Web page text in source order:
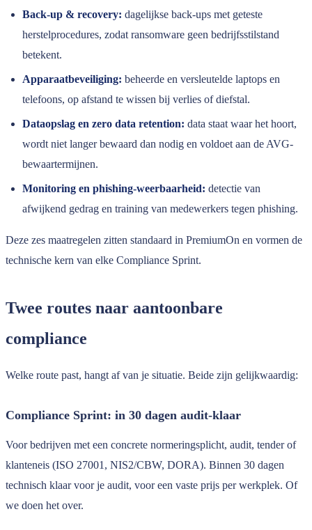
Back-up & recovery: dagelijkse back-ups met geteste
herstelprocedures, zodat ransomware geen bedrijfsstilstand
betekent.
Apparaatbeveiliging: beheerde en versleutelde laptops en
telefoons, op afstand te wissen bij verlies of diefstal.
Dataopslag en zero data retention: data staat waar het hoort,
wordt niet langer bewaard dan nodig en voldoet aan de AVG-
bewaartermijnen.
Monitoring en phishing-weerbaarheid: detectie van
afwijkend gedrag en training van medewerkers tegen phishing.
Deze zes maatregelen zitten standaard in PremiumOn en vormen de
technische kern van elke Compliance Sprint.
Twee routes naar aantoonbare
compliance
Welke route past, hangt af van je situatie. Beide zijn gelijkwaardig:
Compliance Sprint: in 30 dagen audit-klaar
Voor bedrijven met een concrete normeringsplicht, audit, tender of
klanteneis (ISO 27001, NIS2/CBW, DORA). Binnen 30 dagen
technisch klaar voor je audit, voor een vaste prijs per werkplek. Of
we doen het over.